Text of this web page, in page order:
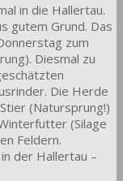
in die Hallertau.
gutem Grund. Das
zum
Diesmal zu
Die Herde
(Natursprung!)
(Silage
Feldern.
der Hallertau –